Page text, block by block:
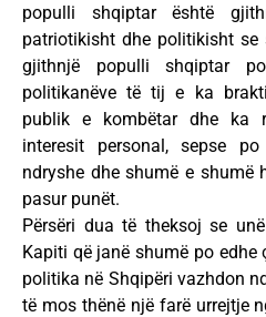
populli shqiptar është
patriotikisht dhe politikisht
gjithnjë populli shqiptar
politikanëve të tij e ka
publik e kombëtar dhe ka
interesit personal, sepse
ndryshe dhe shumë e shumë
pasur punët.
Përsëri dua të theksoj se
Kapiti që janë shumë po
politika në Shqipëri vazhdon
të mos thënë një farë urrejtje